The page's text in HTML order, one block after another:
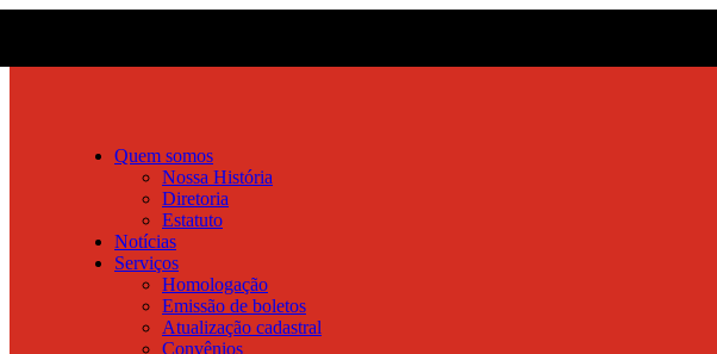
Quem somos
Nossa História
Diretoria
Estatuto
Notícias
Serviços
Homologação
Emissão de boletos
Atualização cadastral
Convênios